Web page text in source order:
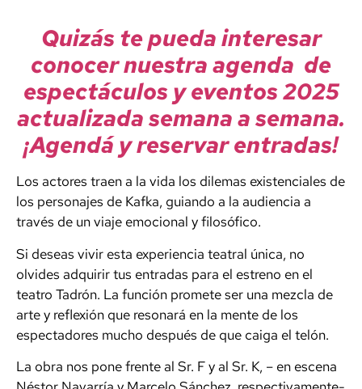
Quizás te pueda interesar
conocer nuestra agenda de
espectáculos y eventos 2025
actualizada semana a semana.
¡Agendá y reservar entradas!
Los actores traen a la vida los dilemas existenciales de
los personajes de Kafka, guiando a la audiencia a
través de un viaje emocional y filosófico.
Si deseas vivir esta experiencia teatral única, no
olvides adquirir tus entradas para el estreno en el
teatro Tadrón. La función promete ser una mezcla de
arte y reflexión que resonará en la mente de los
espectadores mucho después de que caiga el telón.
La obra nos pone frente al Sr. F y al Sr. K, – en escena